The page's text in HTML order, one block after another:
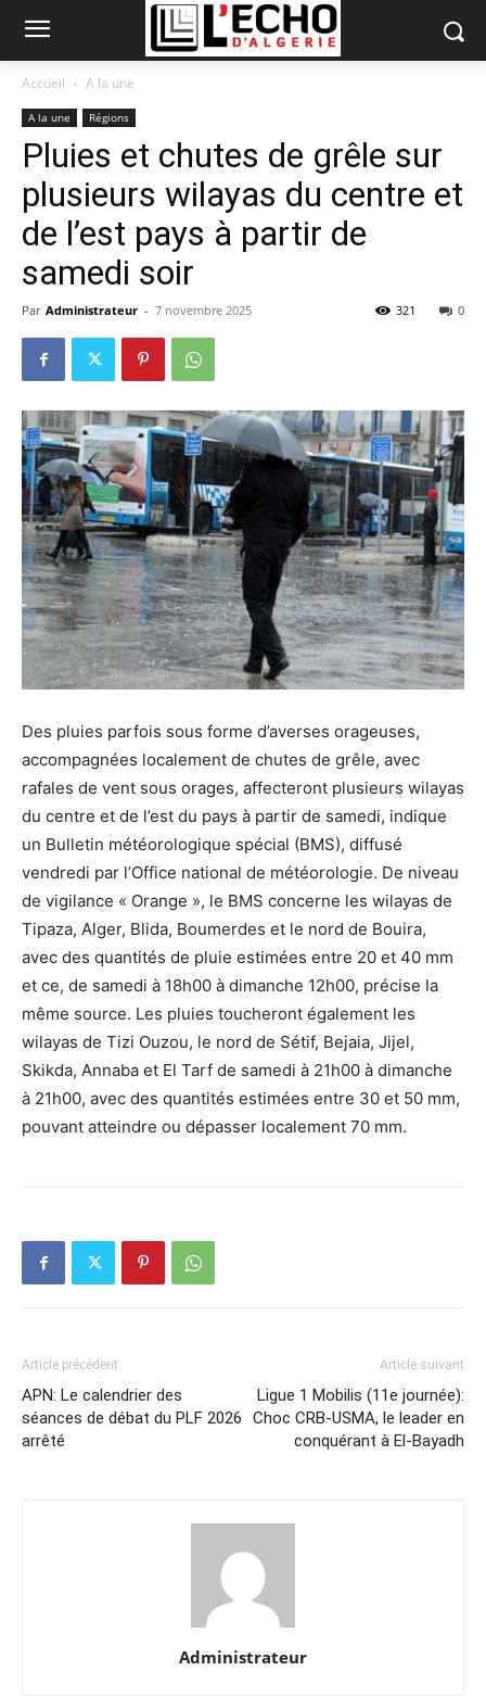
Accueil A la une
A la une Régions
Pluies et chutes de grêle sur
plusieurs wilayas du centre et
de l’est pays à partir de
samedi soir
Par Administrateur - 7 novembre 2025 0
321
Des pluies parfois sous forme d’averses orageuses,
accompagnées localement de chutes de grêle, avec
rafales de vent sous orages, affecteront plusieurs wilayas
du centre et de l’est du pays à partir de samedi, indique
un Bulletin météorologique spécial (BMS), diffusé
vendredi par l’Office national de météorologie. De niveau
de vigilance « Orange », le BMS concerne les wilayas de
Tipaza, Alger, Blida, Boumerdes et le nord de Bouira,
avec des quantités de pluie estimées entre 20 et 40 mm
et ce, de samedi à 18h00 à dimanche 12h00, précise la
même source. Les pluies toucheront également les
wilayas de Tizi Ouzou, le nord de Sétif, Bejaia, Jijel,
Skikda, Annaba et El Tarf de samedi à 21h00 à dimanche
à 21h00, avec des quantités estimées entre 30 et 50 mm,
pouvant atteindre ou dépasser localement 70 mm.
Article précédent
APN: Le calendrier des
séances de débat du PLF 2026
arrêté
Article suivant
Ligue 1 Mobilis (11e journée):
Choc CRB-USMA, le leader en
conquérant à El-Bayadh
Administrateur